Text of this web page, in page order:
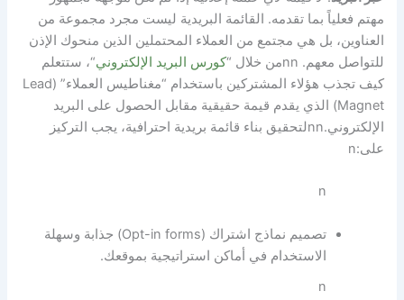
مهتم فعلياً بما تقدمه. القائمة البريدية ليست مجرد مجموعة من
العناوين، بل هي مجتمع من العملاء المحتملين الذين منحوك الإذن
للتواصل معهم. nnمن خلال “كورس البريد الإلكتروني“، ستتعلم
كيف تجذب هؤلاء المشتركين باستخدام “مغناطيس العملاء” (Lead
Magnet) الذي يقدم قيمة حقيقية مقابل الحصول على البريد
الإلكتروني.nnلتحقيق بناء قائمة بريدية احترافية، يجب التركيز
على:n
n
تصميم نماذج اشتراك (Opt-in forms) جذابة وسهلة
الاستخدام في أماكن استراتيجية بموقعك.
n